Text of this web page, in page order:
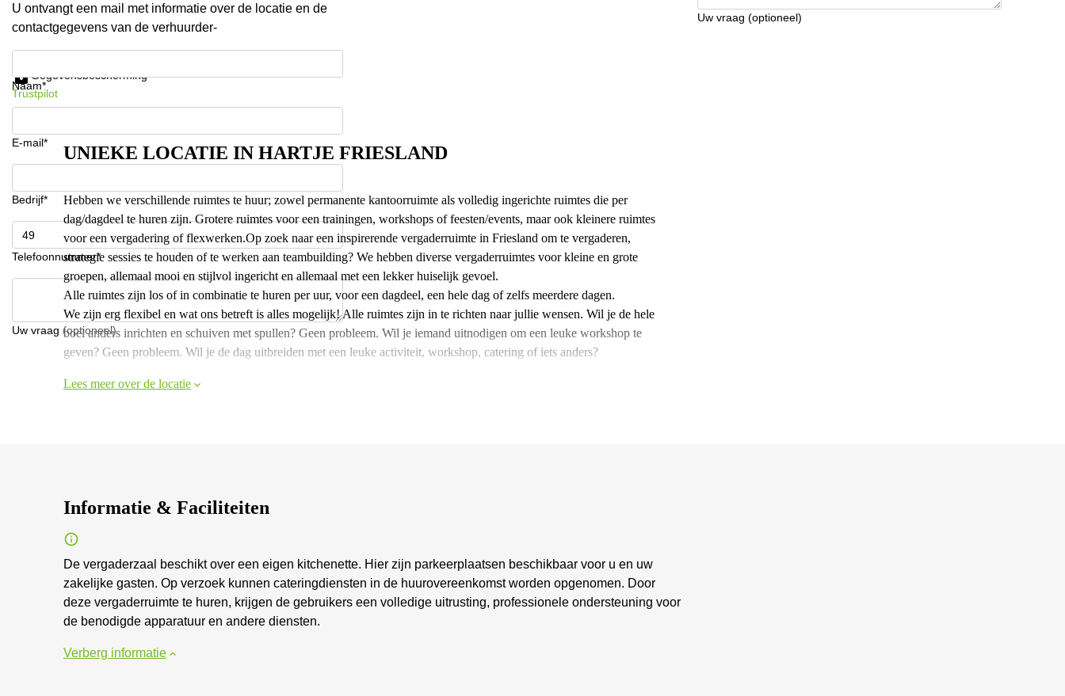
Uw vraag (optioneel)
U ontvangt een mail met informatie over de locatie en de
contactgegevens van de verhuurder-
Naam*
E-mail*
Bedrijf*
Telefoonnummer*
Uw vraag (optioneel)
Gegevensbescherming
Trustpilot
UNIEKE LOCATIE IN HARTJE FRIESLAND
Hebben we verschillende ruimtes te huur; zowel permanente kantoorruimte als volledig ingerichte ruimtes die per
dag/dagdeel te huren zijn. Grotere ruimtes voor een trainingen, workshops of feesten/events, maar ook kleinere ruimtes
voor een vergadering of flexwerken.Op zoek naar een inspirerende vergaderruimte in Friesland om te vergaderen,
strategie sessies te houden of te werken aan teambuilding? We hebben diverse vergaderruimtes voor kleine en grote
groepen, allemaal mooi en stijlvol ingericht en allemaal met een lekker huiselijk gevoel.
Alle ruimtes zijn los of in combinatie te huren per uur, voor een dagdeel, een hele dag of zelfs meerdere dagen.
We zijn erg flexibel en wat ons betreft is alles mogelijk! Alle ruimtes zijn in te richten naar jullie wensen. Wil je de hele
boel anders inrichten en schuiven met spullen? Geen probleem. Wil je iemand uitnodigen om een leuke workshop te
geven? Geen probleem. Wil je de dag uitbreiden met een leuke activiteit, workshop, catering of iets anders?
Lees meer over de locatie
Informatie & Faciliteiten
De vergaderzaal beschikt over een eigen kitchenette. Hier zijn parkeerplaatsen beschikbaar voor u en uw
zakelijke gasten. Op verzoek kunnen cateringdiensten in de huurovereenkomst worden opgenomen. Door
deze vergaderruimte te huren, krijgen de gebruikers een volledige uitrusting, professionele ondersteuning voor
de benodigde apparatuur en andere diensten.
Verberg informatie